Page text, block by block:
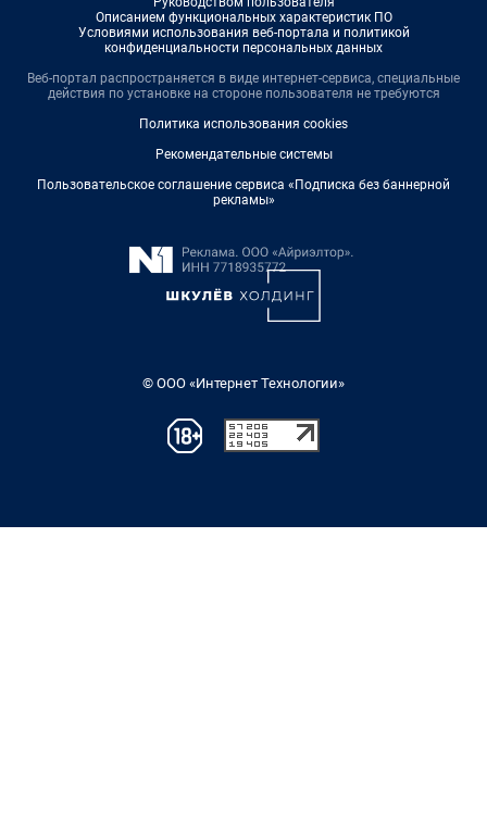
Описанием функциональных характеристик ПО
Условиями использования веб-портала и политикой
конфиденциальности персональных данных
Веб-портал распространяется в виде интернет-сервиса, специальные
действия по установке на стороне пользователя не требуются
Политика использования cookies
Рекомендательные системы
Пользовательское соглашение сервиса «Подписка без баннерной
рекламы»
© ООО «Интернет Технологии»